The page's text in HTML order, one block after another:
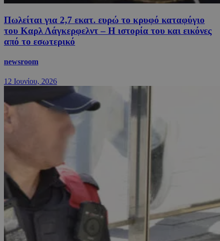
Πωλείται για 2,7 εκατ. ευρώ το κρυφό καταφύγιο
του Καρλ Λάγκερφελντ – Η ιστορία του και εικόνες
από το εσωτερικό
newsroom
12 Ιουνίου, 2026